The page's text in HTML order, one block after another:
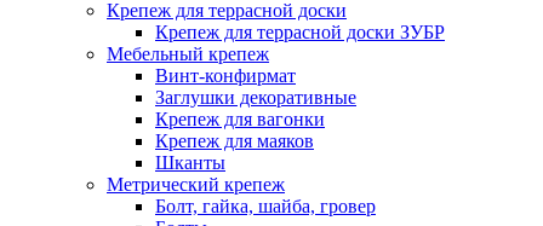
Крепеж для террасной доски
Крепеж для террасной доски ЗУБР
Мебельный крепеж
Винт-конфирмат
Заглушки декоративные
Крепеж для вагонки
Крепеж для маяков
Шканты
Метрический крепеж
Болт, гайка, шайба, гровер